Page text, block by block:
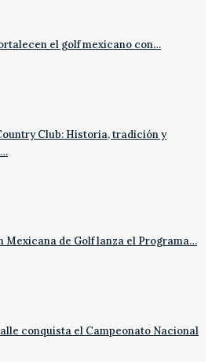
el golf mexicano con…
Club: Historia, tradición y
Mexicana de Golf lanza el Programa…
conquista el Campeonato Nacional